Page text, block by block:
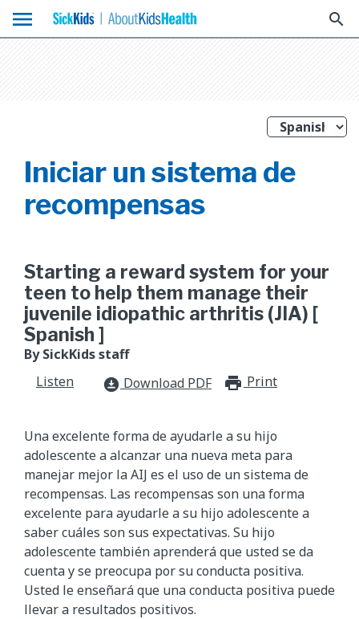
menu search
Iniciar un sistema de
recompensas
Starting a reward system for your
teen to help them manage their
juvenile idiopathic arthritis (JIA) [
Spanish ]
By SickKids staff
Listen
download_for_offline Download PDF Print
Una excelente forma de ayudarle a su hijo
adolescente a alcanzar una nueva meta para
manejar mejor la AIJ es el uso de un sistema de
recompensas. Las recompensas son una forma
excelente para ayudarle a su hijo adolescente a
saber cuáles son sus expectativas. Su hijo
adolescente también aprenderá que usted se da
cuenta y se preocupa por su conducta positiva.
Usted le enseñará que una conducta positiva puede
llevar a resultados positivos.